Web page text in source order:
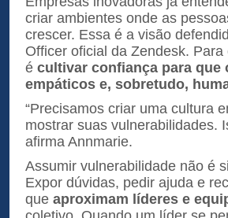
criar ambientes onde as
crescer. Essa é a visão
Officer oficial da Zendesk.
é cultivar confiança para que
empáticos e, sobretudo,
“Precisamos criar uma cultura
mostrar suas vulnerabilidades.
afirma Annmarie.
Assumir vulnerabilidade não é
Expor dúvidas, pedir ajuda e
que aproximam líderes e